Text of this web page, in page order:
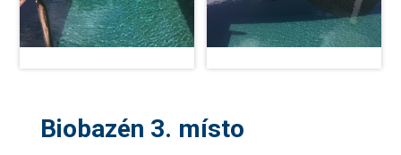
Biobazén 3. místo